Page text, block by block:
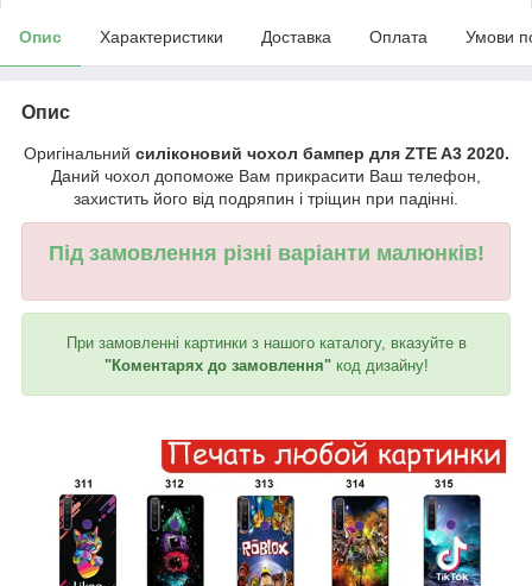
Опис Характеристики Доставка Оплата Умови
Опис
Оригінальний силіконовий чохол бампер для ZTE A3 2020.
Даний чохол допоможе Вам прикрасити Ваш телефон,
захистить його від подряпин і тріщин при падінні.
Під замовлення різні варіанти малюнків!
При замовленні картинки з нашого каталогу, вказуйте в
"Коментарях до замовлення"код дизайну!